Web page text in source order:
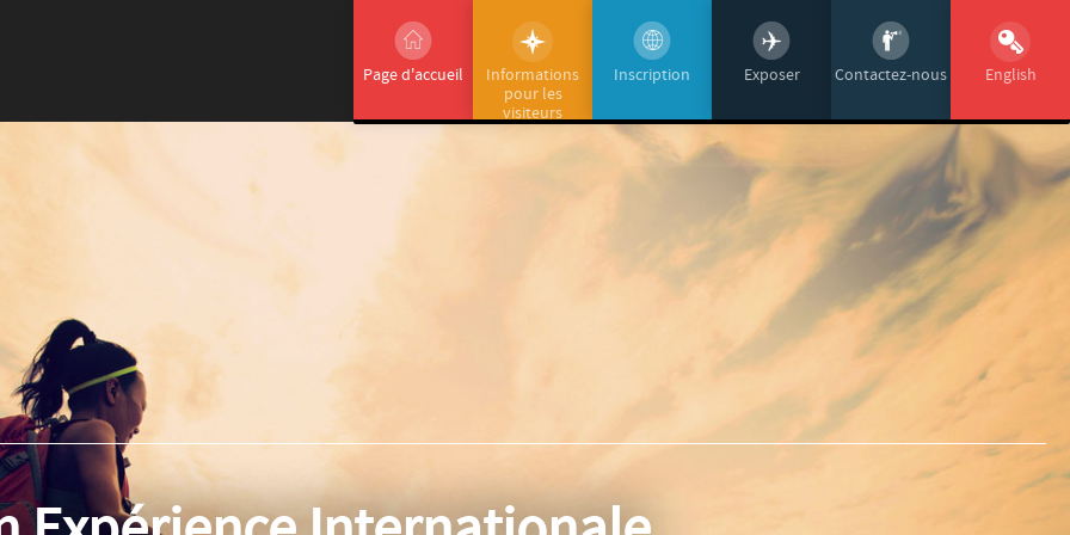
Page d'accueil
Informations
pour les
visiteurs
Inscription Exposer Contactez-nous English